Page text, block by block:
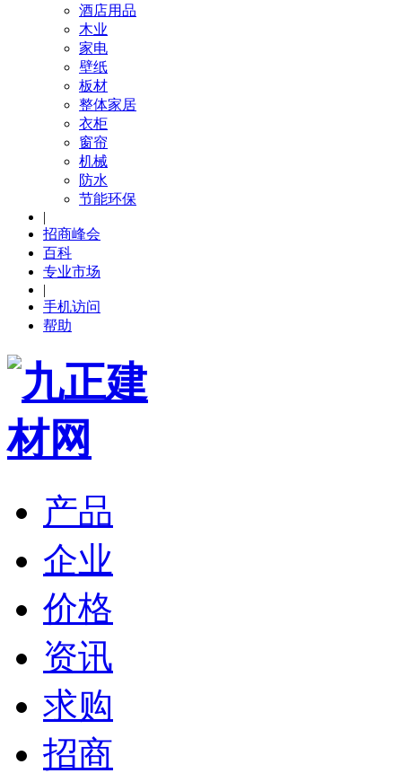
酒店用品
木业
家电
壁纸
板材
整体家居
衣柜
窗帘
机械
防水
节能环保
|
招商峰会
百科
专业市场
|
手机访问
帮助
产品
企业
价格
资讯
求购
招商